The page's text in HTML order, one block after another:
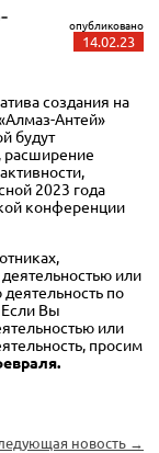
опубликовано
14.02.23
создания на
Антей»
будут
расширение
2023 года
конференции
или
по
Если Вы
или
просим
новость →